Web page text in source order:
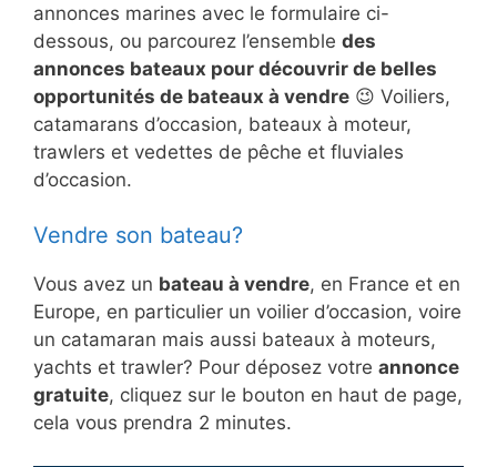
annonces marines avec le formulaire ci-
dessous, ou parcourez l’ensemble des
annonces bateaux pour découvrir de belles
opportunités de bateaux à vendre 😉 Voiliers,
catamarans d’occasion, bateaux à moteur,
trawlers et vedettes de pêche et fluviales
d’occasion.
Vendre son bateau?
Vous avez un bateau à vendre, en France et en
Europe, en particulier un voilier d’occasion, voire
un catamaran mais aussi bateaux à moteurs,
yachts et trawler? Pour déposez votre annonce
gratuite, cliquez sur le bouton en haut de page,
cela vous prendra 2 minutes.